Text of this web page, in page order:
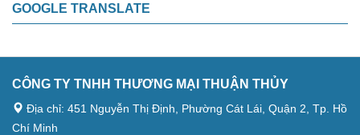
GOOGLE TRANSLATE
CÔNG TY TNHH THƯƠNG MẠI THUẬN THỦY
Địa chỉ: 451 Nguyễn Thị Định, Phường Cát Lái, Quận 2, Tp. Hồ
Chí Minh